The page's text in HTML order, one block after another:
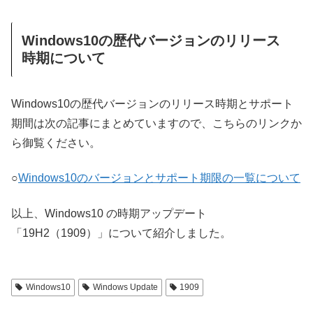
Windows10の歴代バージョンのリリース
時期について
Windows10の歴代バージョンのリリース時期とサポート
期間は次の記事にまとめていますので、こちらのリンクか
ら御覧ください。
○Windows10のバージョンとサポート期限の一覧について
以上、Windows10 の時期アップデート
「19H2（1909）」について紹介しました。
Windows10 Windows Update 1909